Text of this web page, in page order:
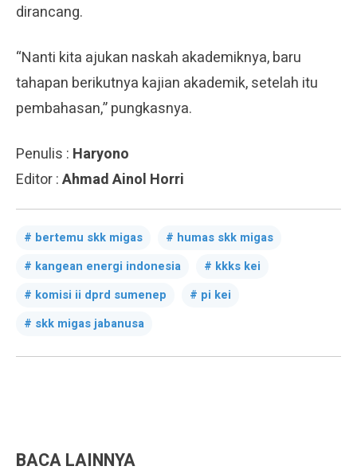
dirancang.
“Nanti kita ajukan naskah akademiknya, baru
tahapan berikutnya kajian akademik, setelah itu
pembahasan,” pungkasnya.
Penulis : Haryono
Editor :Ahmad Ainol Horri
bertemu skk migas
humas skk migas
kangean energi indonesia
kkks kei
komisi ii dprd sumenep
pi kei
skk migas jabanusa
BACA LAINNYA